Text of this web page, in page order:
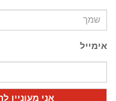
אימייל